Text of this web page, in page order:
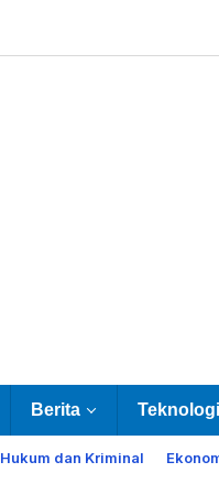
Berita Teknologi
Hukum dan Kriminal